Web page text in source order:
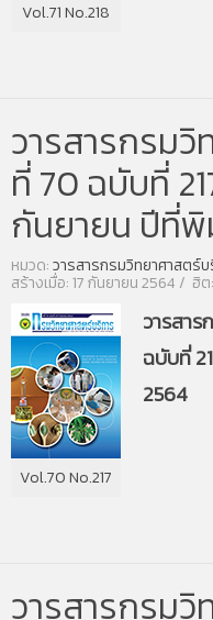
Vol.71 No.218
วารสารกรม
ที่ 70 ฉบับที่
กันยายน ปีที่
หมวด:วารสารกรมวิทยาศาสตร์
สร้างเมื่อ: 17 กันยายน 2564 ฮิต
Vol.70 No.217
วารสา
ฉบับที่
2564
วารสารกรม